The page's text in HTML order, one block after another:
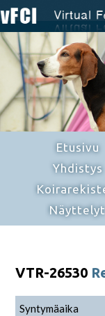
Etusivu
Yhdistys
Näyttelyt
VTR-26530
Syntymäaika